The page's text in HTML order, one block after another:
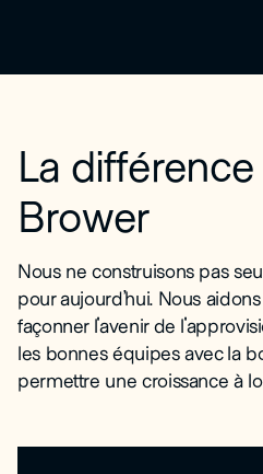
La
Brower
Nous ne construisons pas
pour aujourd’hui. Nous
façonner l'avenir de
les bonnes équipes avec la
permettre une croissance à